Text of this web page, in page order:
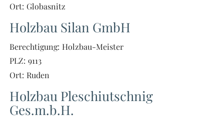
Ort: Globasnitz
Holzbau Silan GmbH
Berechtigung: Holzbau-Meister
PLZ: 9113
Ort: Ruden
Holzbau Pleschiutschnig
Ges.m.b.H.